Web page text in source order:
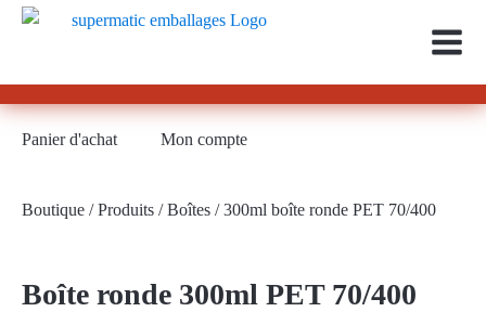
Boutique /Produits /Boîtes / 300ml boîte ronde PET 70/400
Panier d'achat Mon compte
Boîte ronde 300ml PET 70/400